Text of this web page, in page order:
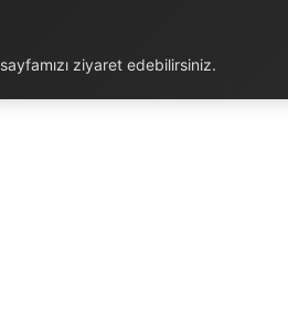
sayfamızı ziyaret edebilirsiniz.